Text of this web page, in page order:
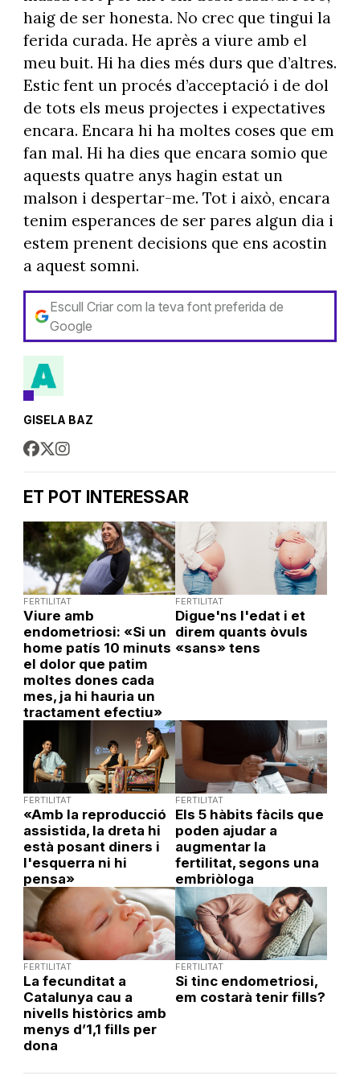
haig de ser honesta. No crec que tingui la
ferida curada. He après a viure amb el
meu buit. Hi ha dies més durs que d’altres.
Estic fent un procés d’acceptació i de dol
de tots els meus projectes i expectatives
encara. Encara hi ha moltes coses que em
fan mal. Hi ha dies que encara somio que
aquests quatre anys hagin estat un
malson i despertar-me. Tot i això, encara
tenim esperances de ser pares algun dia i
estem prenent decisions que ens acostin
a aquest somni.
Escull Criar com la teva font preferida de
Google
GISELA BAZ
ET POT INTERESSAR
FERTILITAT
Viure amb
endometriosi: «Si un
home patís 10 minuts
el dolor que patim
moltes dones cada
mes, ja hi hauria un
tractament efectiu»
FERTILITAT
Digue'ns l'edat i et
direm quants òvuls
«sans» tens
FERTILITAT
«Amb la reproducció
assistida, la dreta hi
està posant diners i
l'esquerra ni hi
pensa»
FERTILITAT
Els 5 hàbits fàcils que
poden ajudar a
augmentar la
fertilitat, segons una
embriòloga
FERTILITAT
La fecunditat a
Catalunya cau a
nivells històrics amb
menys d’1,1 fills per
dona
FERTILITAT
Si tinc endometriosi,
em costarà tenir fills?